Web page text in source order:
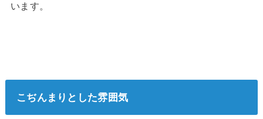
います。
こぢんまりとした雰囲気